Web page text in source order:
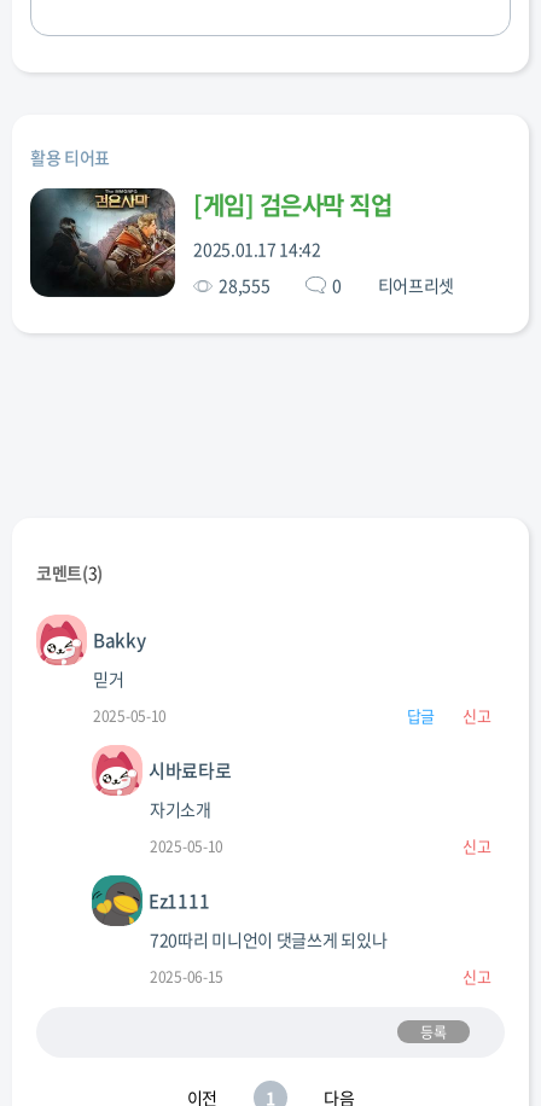
활용 티어표
[게임] 검은사막 직업
2025.01.17 14:42
28,555
0 티어프리셋
코멘트(3)
Bakky
믿거
2025-05-10 답글 신고
시바료타로
자기소개
2025-05-10 신고
Ez1111
720따리 미니언이 댓글쓰게 되있나
2025-06-15 신고
등록
이전 1 다음